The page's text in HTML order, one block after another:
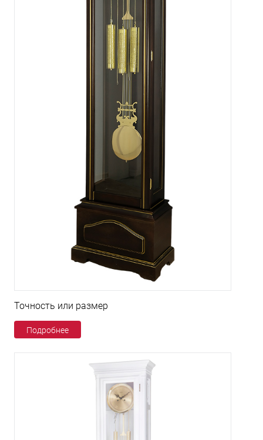
Точность или размер
Подробнее